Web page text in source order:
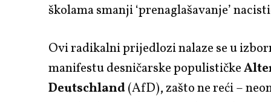
školama smanji ‘prenaglašavanje’
Ovi radikalni prijedlozi nalaze se u
manifestu desničarske populističke
Deutschland(AfD), zašto ne reći –